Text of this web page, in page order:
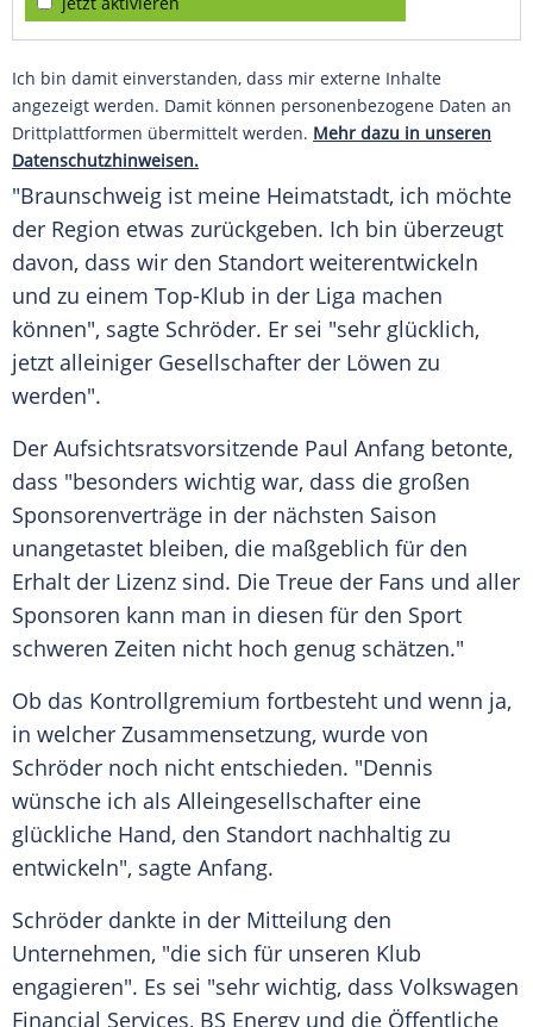
Ich bin damit einverstanden, dass mir externe Inhalte
angezeigt werden. Damit können personenbezogene Daten an
Drittplattformen übermittelt werden. Mehr dazu in unseren
Datenschutzhinweisen.
"Braunschweig ist meine Heimatstadt, ich möchte
der Region etwas zurückgeben. Ich bin überzeugt
davon, dass wir den Standort weiterentwickeln
und zu einem Top-Klub in der Liga machen
können", sagte Schröder. Er sei "sehr glücklich,
jetzt alleiniger Gesellschafter der Löwen zu
werden".
Der Aufsichtsratsvorsitzende Paul Anfang betonte,
dass "besonders wichtig war, dass die großen
Sponsorenverträge in der nächsten Saison
unangetastet bleiben, die maßgeblich für den
Erhalt der Lizenz sind. Die Treue der Fans und aller
Sponsoren kann man in diesen für den Sport
schweren Zeiten nicht hoch genug schätzen."
Ob das Kontrollgremium fortbesteht und wenn ja,
in welcher Zusammensetzung, wurde von
Schröder noch nicht entschieden. "Dennis
wünsche ich als Alleingesellschafter eine
glückliche Hand, den Standort nachhaltig zu
entwickeln", sagte Anfang.
Schröder dankte in der Mitteilung den
Unternehmen, "die sich für unseren Klub
engagieren". Es sei "sehr wichtig, dass Volkswagen
Financial Services, BS Energy und die Öffentliche